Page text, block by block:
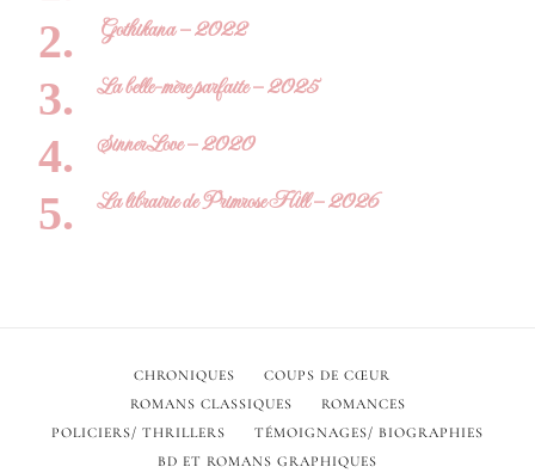
Gothikana – 2022
La belle-mère parfaite – 2025
Sinner Love – 2020
La librairie de Primrose Hill – 2026
CHRONIQUES
COUPS DE CŒUR
ROMANS CLASSIQUES
ROMANCES
POLICIERS/ THRILLERS
TÉMOIGNAGES/ BIOGRAPHIES
BD ET ROMANS GRAPHIQUES